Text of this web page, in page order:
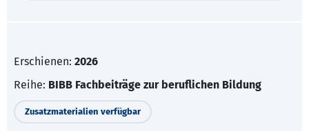
Erschienen: 2026
Reihe: BIBB Fachbeiträge zur beruflichen Bildung
Zusatzmaterialien verfügbar